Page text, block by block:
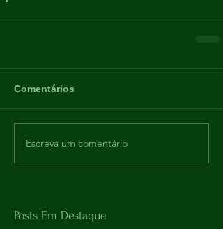
Comentários
Escreva um comentário
Posts Em Destaque